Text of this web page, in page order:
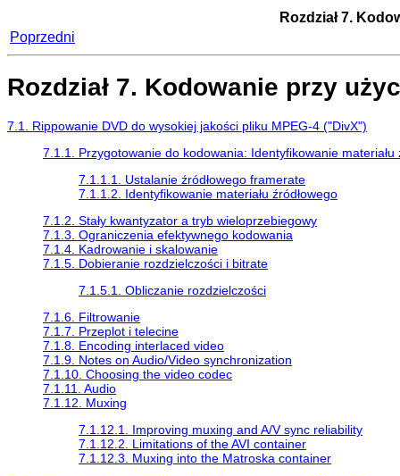
Rozdział 7.
Poprzedni
Rozdział 7. Kodowanie przy
7.1. Rippowanie DVD do wysokiej jakości pliku MPEG-4 ("DivX")
7.1.1. Przygotowanie do kodowania: Identyfikowanie materiału
7.1.1.1. Ustalanie źródłowego framerate
7.1.1.2. Identyfikowanie materiału źródłowego
7.1.2. Stały kwantyzator a tryb wieloprzebiegowy
7.1.3. Ograniczenia efektywnego kodowania
7.1.4. Kadrowanie i skalowanie
7.1.5. Dobieranie rozdzielczości i bitrate
7.1.5.1. Obliczanie rozdzielczości
7.1.6. Filtrowanie
7.1.7. Przeplot i telecine
7.1.8. Encoding interlaced video
7.1.9. Notes on Audio/Video synchronization
7.1.10. Choosing the video codec
7.1.11. Audio
7.1.12. Muxing
7.1.12.1. Improving muxing and A/V sync reliability
7.1.12.2. Limitations of the AVI container
7.1.12.3. Muxing into the Matroska container